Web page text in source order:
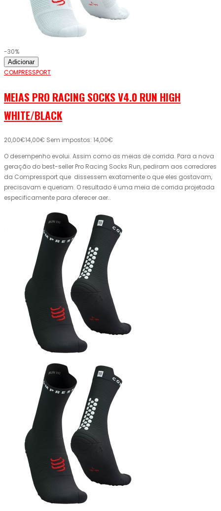
-30%
Adicionar
COMPRESSPORT
MEIAS PRO RACING SOCKS V4.0 RUN HIGH
WHITE/BLACK
20,00€14,00€ Sem impostos: 14,00€
O desempenho evolui. Assim como as meias de corrida. Para a nova
geração do best-seller Pro Racing Socks Run, pediram aos corredores
da Compressport que dissessem exatamente o que eles gostavam,
precisavam e queriam. O resultado é uma meia de corrida projetada
especificamente para oferecer aer..